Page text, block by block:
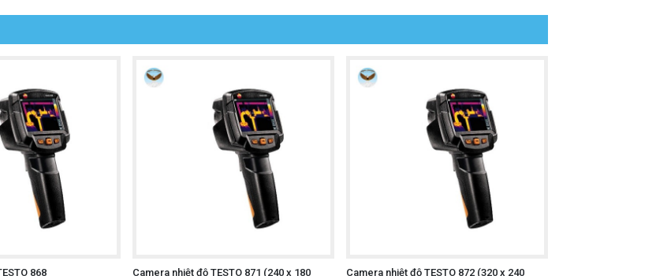
dụng.
USB Type-C.
ảnh nhiệt rõ ràng và ổn định.
nóng và điểm lạnh bất thường.
dạng nhu cầu kiểm tra.
làm tươi mượt mà.
vùng nhiệt trực tiếp trên ứng dụng.
ngay trên điện thoại.
868
Camera nhiệt độ TESTO 871 (240 x 180
Camera nhiệt độ TESTO 872 (320 x 240